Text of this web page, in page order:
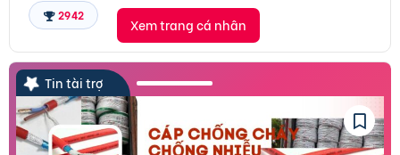
2942
Xem trang cá nhân
Tin tài trợ